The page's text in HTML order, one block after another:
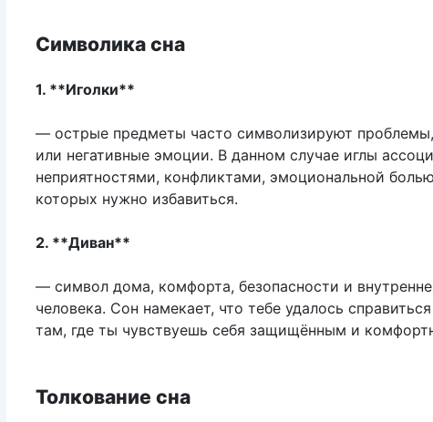
Символика сна
1. **Иголки**
— острые предметы часто символизируют проблемы,
или негативные эмоции. В данном случае иглы
неприятностями, конфликтами, эмоциональной
которых нужно избавиться.
2. **Диван**
— символ дома, комфорта, безопасности и
человека. Сон намекает, что тебе удалось
там, где ты чувствуешь себя защищённым и
Толкование сна